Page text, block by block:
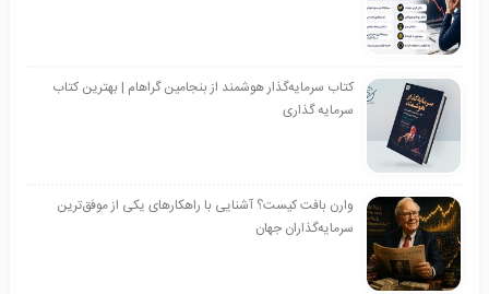
کتاب سرمایه‌گذار هوشمند از بنجامین گراهام | بهترین کتاب
سرمایه گذاری
وارن بافت کیست؟ آشنایی با راهکارهای یکی از موفق‌ترین
سرمایه‌گذاران جهان